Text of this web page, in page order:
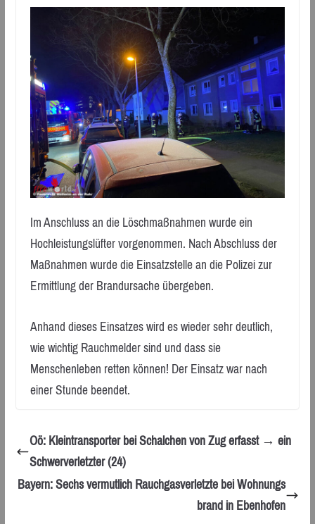
Im Anschluss an die Löschmaßnahmen wurde ein
Hochleistungslüfter vorgenommen. Nach Abschluss der
Maßnahmen wurde die Einsatzstelle an die Polizei zur
Ermittlung der Brandursache übergeben.
Anhand dieses Einsatzes wird es wieder sehr deutlich,
wie wichtig Rauchmelder sind und dass sie
Menschenleben retten können! Der Einsatz war nach
einer Stunde beendet.
Oö: Kleintransporter bei Schalchen von Zug erfasst → ein
Schwerverletzter (24)
Bayern: Sechs vermutlich Rauchgasverletzte bei Wohnungs
brand in Ebenhofen